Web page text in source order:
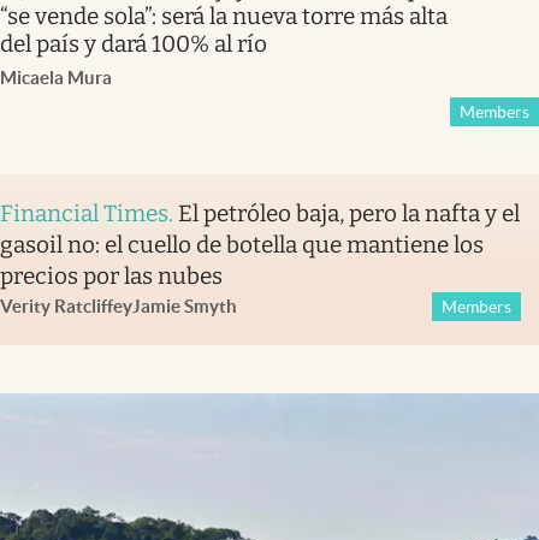
“se vende sola”: será la nueva torre más alta
del país y dará 100% al río
Micaela Mura
Members
Financial Times. El petróleo baja, pero la nafta y el
gasoil no: el cuello de botella que mantiene los
precios por las nubes
Verity RatcliffeyJamie Smyth Members